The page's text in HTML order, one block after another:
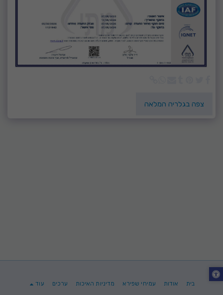
צפה בגלריה המלאה
בית אודות עמיחי שפירא מדיניות האיכות ערכים עוד